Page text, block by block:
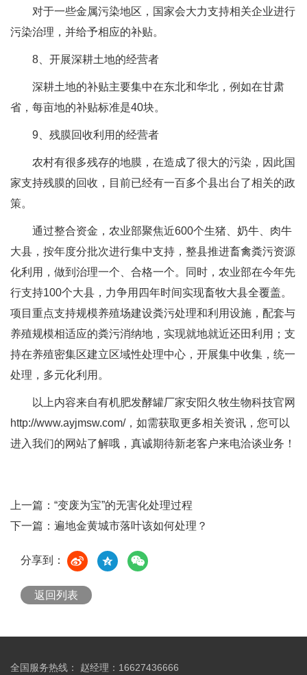
对于一些金属污染地区，国家会大力支持相关企业进行
污染治理，并给予相应的补贴。
8、开展深耕土地的经营者
深耕土地的补贴主要集中在东北和华北，例如在甘肃
省，每亩地的补贴标准是40块。
9、残膜回收利用的经营者
农村有很多残存的地膜，在造成了很大的污染，因此国
家支持残膜的回收，目前已经有一百多个县出台了相关的政
策。
通过整合资金，农业部聚焦近600个生猪、奶牛、肉牛
大县，按年度分批次进行集中支持，整县推进畜禽粪污资源
化利用，做到治理一个、合格一个。同时，农业部在今年先
行支持100个大县，力争用四年时间实现畜牧大县全覆盖。
项目重点支持规模养殖场建设粪污处理和利用设施，配套与
养殖规模相适应的粪污消纳地，实现就地就近还田利用；支
持在养殖密集区建立区域性处理中心，开展集中收集，统一
处理，多元化利用。
以上内容来自有机肥发酵罐厂家安阳久牧生物科技官网
http://www.ayjmsw.com/，如需获取更多相关资讯，您可以
进入我们的网站了解哦，真诚期待新老客户来电洽谈业务！
上一篇： “变废为宝”的无害化处理过程
下一篇： 遍地金黄城市落叶该如何处理？
分享到：
返回列表
全国服务热线： 赵经理：16627436666